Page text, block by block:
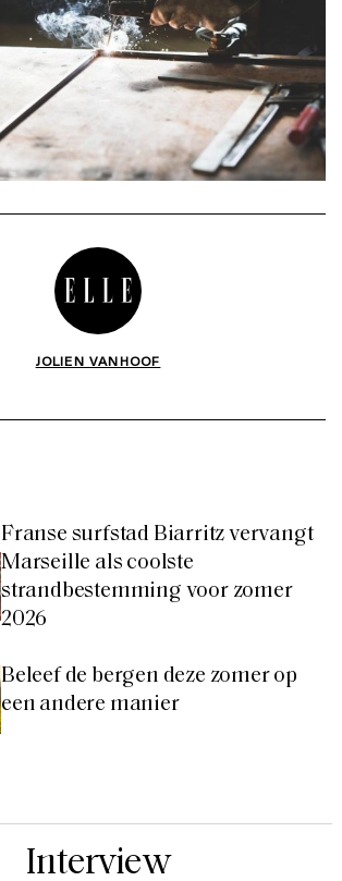
JOLIEN VANHOOF
Franse surfstad Biarritz vervangt
Marseille als coolste
strandbestemming voor zomer
2026
Beleef de bergen deze zomer op
een andere manier
Interview